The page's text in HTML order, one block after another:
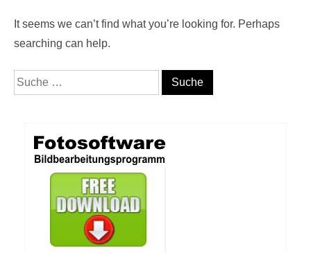
It seems we can’t find what you’re looking for. Perhaps
searching can help.
Suche nach: